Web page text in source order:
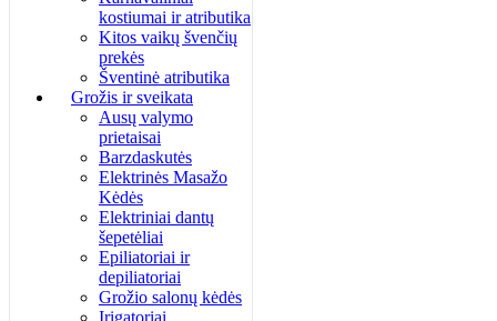
kostiumai ir atributika
Kitos vaikų švenčių
prekės
Šventinė atributika
Grožis ir sveikata
Ausų valymo
prietaisai
Barzdaskutės
Elektrinės Masažo
Kėdės
Elektriniai dantų
šepetėliai
Epiliatoriai ir
depiliatoriai
Grožio salonų kėdės
Irigatoriai